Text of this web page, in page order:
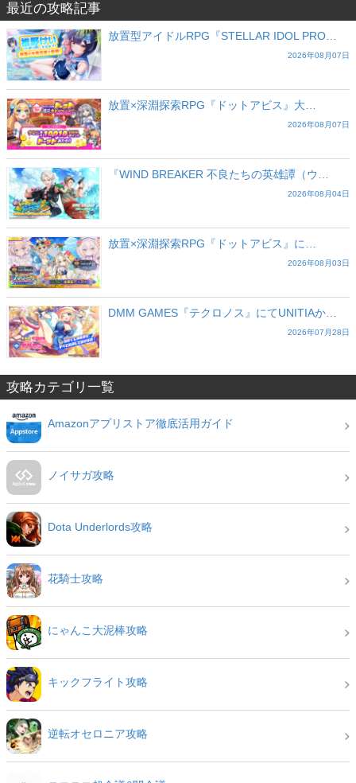
最近の攻略記事
放置型アイドルRPG『STELLAR IDOL PRO…
2026年08月07日
放置×深淵探索RPG『ドットアビス』大…
2026年08月07日
『WIND BREAKER 不良たちの英雄譚（ウ…
2026年08月04日
放置×深淵探索RPG『ドットアビス』に…
2026年08月03日
DMM GAMES『テクロノス』にてUNITIAか…
2026年07月28日
攻略カテゴリ一覧
Amazonアプリストア徹底活用ガイド
ノイサガ攻略
Dota Underlords攻略
花騎士攻略
にゃんこ大泥棒攻略
キックフライト攻略
逆転オセロニア攻略